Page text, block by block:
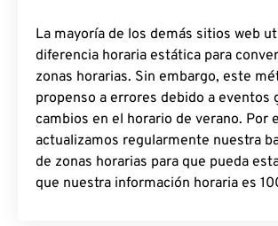
La mayoría de los demás sitios web
diferencia horaria estática para
zonas horarias. Sin embargo, este
propenso a errores debido a eventos
cambios en el horario de verano. Por
actualizamos regularmente nuestra
de zonas horarias para que pueda
que nuestra información horaria es